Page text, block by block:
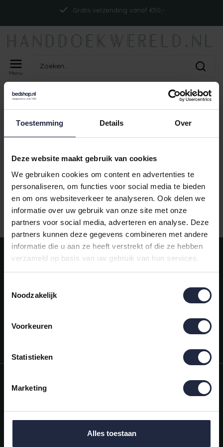
Toestemming Details Over
Deze website maakt gebruik van cookies
We gebruiken cookies om content en advertenties te
personaliseren, om functies voor social media te bieden
en om ons websiteverkeer te analyseren. Ook delen we
informatie over uw gebruik van onze site met onze
partners voor social media, adverteren en analyse. Deze
partners kunnen deze gegevens combineren met andere
informatie die u aan ze heeft verstrekt of die ze hebben
verzameld op basis van uw gebruik van hun services.
Noodzakelijk
Voorkeuren
Statistieken
Marketing
Alles toestaan
Gratis verzending vanaf €50,-
Menu
Home
PRODUCTEN GETAGD MET
ISM_CARLROSS522300_BURGUNDY
Geen producten gevonden!
Gratis verzending vanaf €50,-
Meld je aan voor onze nieuwsbrief!
AANMELDEN
Mijn account
Categorieën